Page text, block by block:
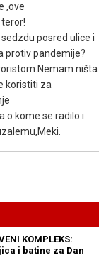
,ove
posred ulice i
protiv pandemije?
ništa
koristiti za
o kome se radilo i
KOMPLEKS:
i batine za Dan